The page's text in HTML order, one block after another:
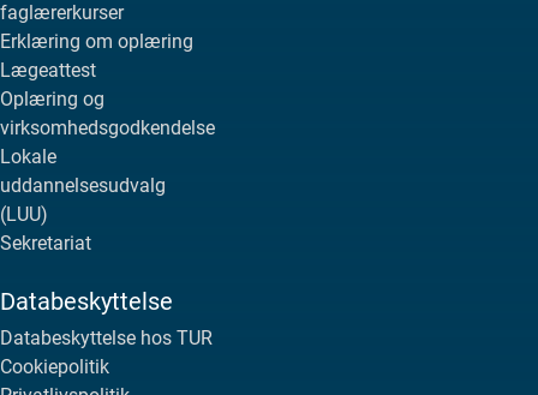
faglærerkurser
Erklæring om oplæring
Lægeattest
Oplæring og
virksomhedsgodkendelse
Lokale
uddannelsesudvalg
(LUU)
Sekretariat
Databeskyttelse
Databeskyttelse hos TUR
Cookiepolitik